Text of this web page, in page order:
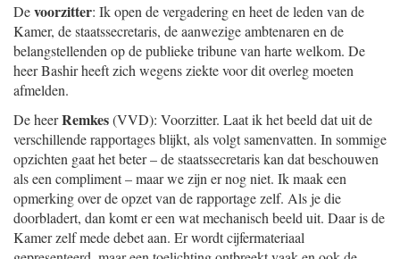
Devoorzitter: Ik open de vergadering en heet de leden van de
Kamer, de staatssecretaris, de aanwezige ambtenaren en de
belangstellenden op de publieke tribune van harte welkom. De
heer Bashir heeft zich wegens ziekte voor dit overleg moeten
afmelden.
De heerRemkes(VVD): Voorzitter. Laat ik het beeld dat uit de
verschillende rapportages blijkt, als volgt samenvatten. In sommige
opzichten gaat het beter – de staatssecretaris kan dat beschouwen
als een compliment – maar we zijn er nog niet. Ik maak een
opmerking over de opzet van de rapportage zelf. Als je die
doorbladert, dan komt er een wat mechanisch beeld uit. Daar is de
Kamer zelf mede debet aan. Er wordt cijfermateriaal